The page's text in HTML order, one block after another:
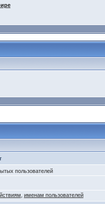
пользователей
именам пользователей